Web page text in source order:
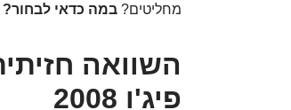
מחליטים? במה כדאי לבחור?
השוואה
פיג'ו 2008